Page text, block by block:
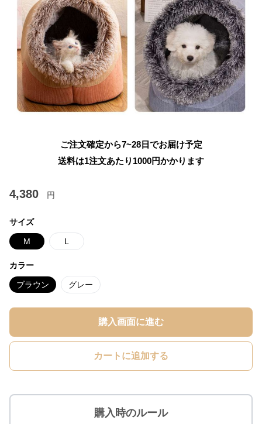
ご注文確定から7~28日でお届け予定
送料は1注文あたり 1000円かかります
4,380 円
サイズ
M L
カラー
ブラウン グレー
購入画面に進む
カートに追加する
購入時のルール